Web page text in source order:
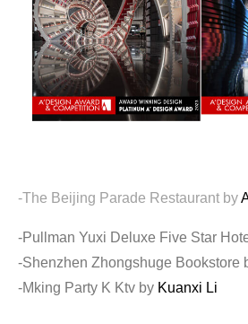
-The Beijing Parade Restaurant by
-Pullman Yuxi Deluxe Five Star
-Shenzhen Zhongshuge Bookstore
-Mking Party K Ktv by Kuanxi Li